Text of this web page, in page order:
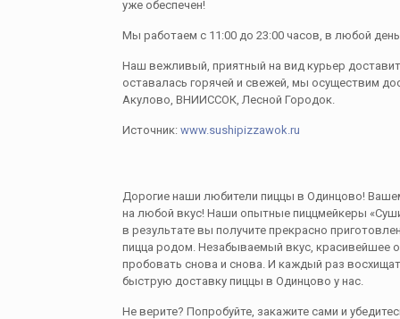
уже обеспечен!
Мы работаем с 11:00 до 23:00 часов, в любой
Наш вежливый, приятный на вид курьер
оставалась горячей и свежей, мы осуществим
Акулoво, ВНИИССOК, Лесной Городок.
Источник: www.sushipizzawok.ru
Дорогие наши любители пиццы в Одинцово!
на любой вкус! Наши опытные пиццмейкеры
в результате вы получите прекрасно
пицца родом. Незабываемый вкус, красивейшее
пробовать сновa и снова. И каждый раз
быструю доставку пиццы в Одинцово у нас.
Не верите? Попробуйте, закажите сами и